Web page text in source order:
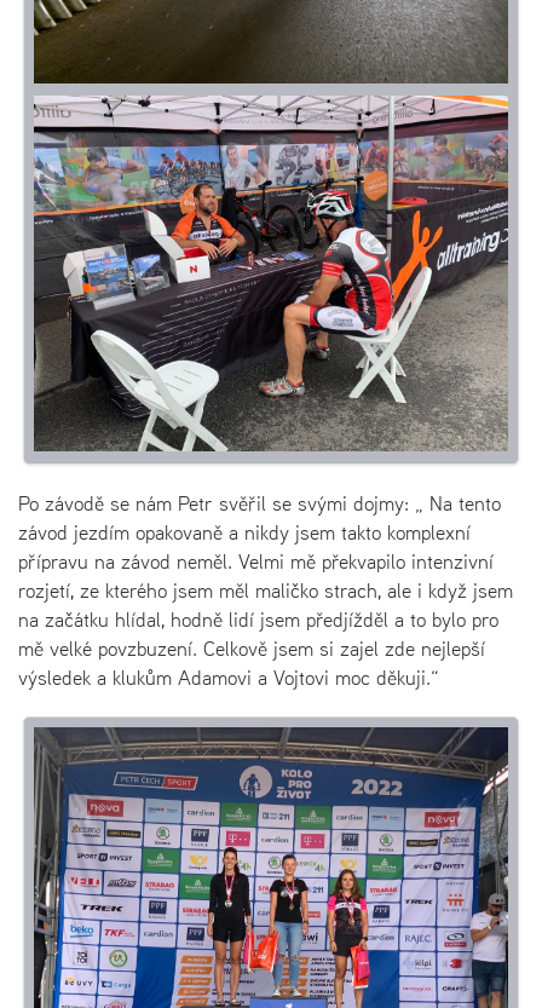
Po závodě se nám Petr svěřil se svými dojmy: „ Na tento
závod jezdím opakovaně a nikdy jsem takto komplexní
přípravu na závod neměl. Velmi mě překvapilo intenzivní
rozjetí, ze kterého jsem měl maličko strach, ale i když jsem
na začátku hlídal, hodně lidí jsem předjížděl a to bylo pro
mě velké povzbuzení. Celkově jsem si zajel zde nejlepší
výsledek a klukům Adamovi a Vojtovi moc děkuji.“